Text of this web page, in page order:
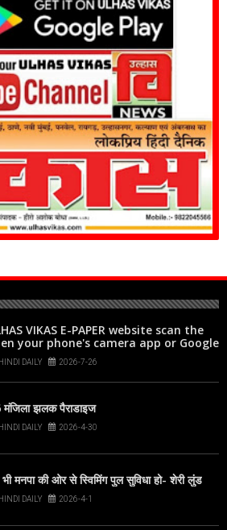
VIKAS E-PAPER website scan the
your phone's camera app or Google
at the code, and tap the web link
on your screen
DAILY 2026-7-26
मंजिला झलक पैराडाइज
DAILY 2026-4-30
मनपा की ओर से स्विमिंग पुल सुविधा हो- शेरी लुंड
DAILY 2026-4-1